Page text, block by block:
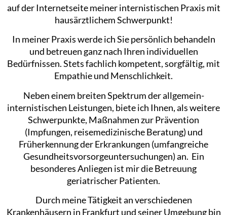
auf der Internetseite meiner internistischen Praxis mit
hausärztlichem Schwerpunkt!
In meiner Praxis werde ich Sie persönlich behandeln
und betreuen ganz nach Ihren individuellen
Bedürfnissen. Stets fachlich kompetent, sorgfältig, mit
Empathie und Menschlichkeit.
Neben einem breiten Spektrum der allgemein-
internistischen Leistungen, biete ich Ihnen, als weitere
Schwerpunkte, Maßnahmen zur Prävention
(Impfungen, reisemedizinische Beratung) und
Früherkennung der Erkrankungen (umfangreiche
Gesundheitsvorsorgeuntersuchungen) an. Ein
besonderes Anliegen ist mir die Betreuung
geriatrischer Patienten.
Durch meine Tätigkeit an verschiedenen
Krankenhäusern in Frankfurt und seiner Umgebung bin